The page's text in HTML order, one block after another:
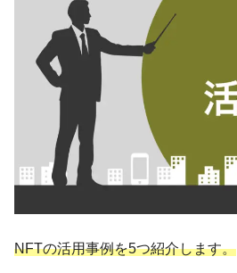
NFTの活用事例を5つ紹介します。